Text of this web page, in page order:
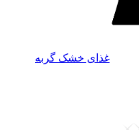
غذای خشک گربه